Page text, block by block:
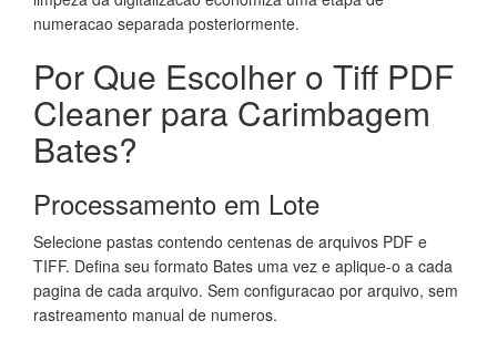
numeracao separada posteriormente.
Por Que Escolher o Tiff PDF
Cleaner para Carimbagem
Bates?
Processamento em Lote
Selecione pastas contendo centenas de arquivos PDF e
TIFF. Defina seu formato Bates uma vez e aplique-o a cada
pagina de cada arquivo. Sem configuracao por arquivo, sem
rastreamento manual de numeros.